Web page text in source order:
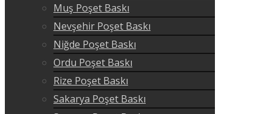
Muş Poşet Baskı
Nevşehir Poşet Baskı
Niğde Poşet Baskı
Ordu Poşet Baskı
Rize Poşet Baskı
Sakarya Poşet Baskı